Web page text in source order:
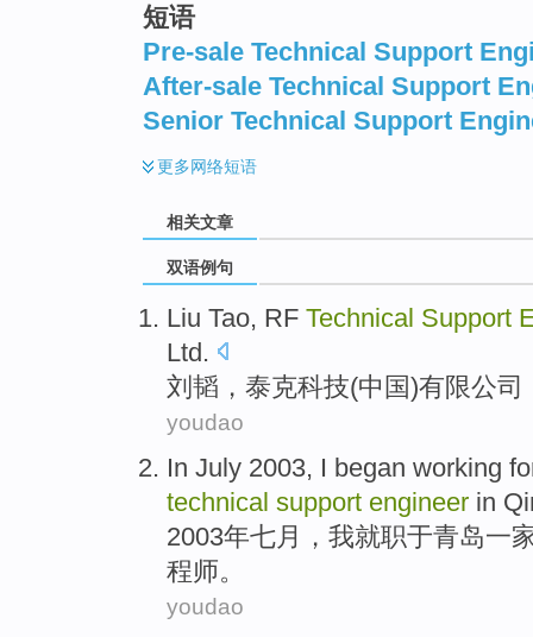
短语
Pre-sale Technical Support
After-sale Technical Support
Senior Technical Support
更多网络短语
相关文章
双语例句
Liu Tao, RF Technical Support
Ltd.
刘韬， 泰克科技(中国)有限公司
youdao
In July 2003, I began working
technical support engineer in
2003年七月 ， 我就职于青岛一
程师。
youdao